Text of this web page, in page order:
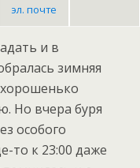
эл. почте
и в
зимняя
хорошенько
Но вчера буря
особого
то к 23:00 даже